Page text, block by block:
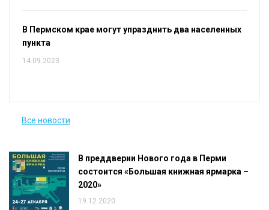
В Пермском крае могут упразднить два населенных
пункта
14.09.2023
Все новости
В преддверии Нового года в Перми
состоится «Большая книжная ярмарка –
2020»
19.12.2020